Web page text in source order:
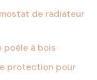
de radiateur
poêle à bois
protection pour